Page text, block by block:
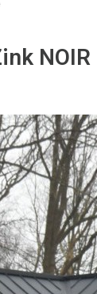
NOIR